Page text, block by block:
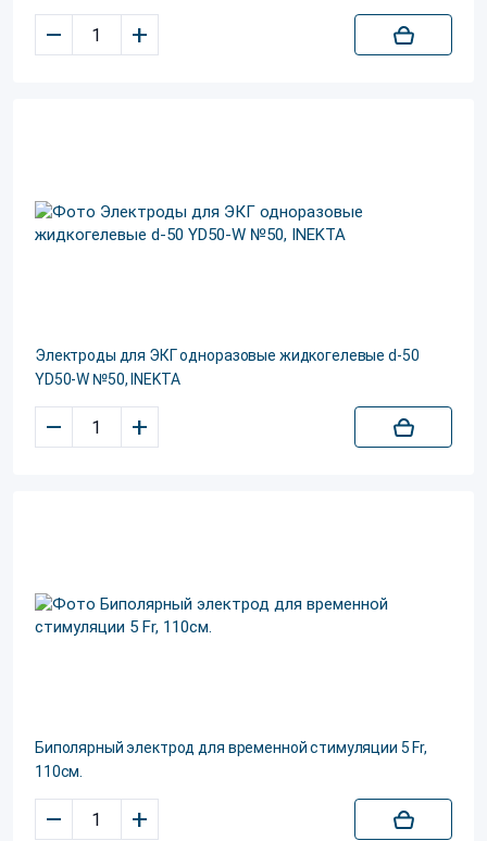
– +
Электроды для ЭКГ одноразовые жидкогелевые d-50
YD50-W №50, INEKTA
– +
Биполярный электрод для временной стимуляции 5 Fr,
110см.
– +